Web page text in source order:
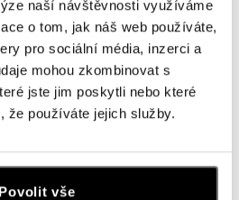
naší návštěvnosti využíváme
o tom, jak náš web používáte,
pro sociální média, inzerci a
mohou zkombinovat s
jste jim poskytli nebo které
že používáte jejich služby.
Povolit vše
od 42 354 Kč